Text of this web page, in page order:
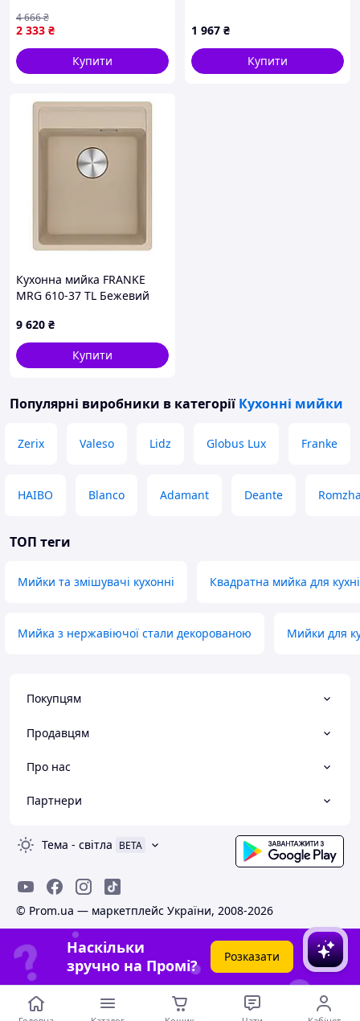
завтовшки 0,8 мм
2 333 ₴
4 666₴
Купити
29M8111A2
1 967 ₴
Купити
Кухонна мийка FRANKE
MRG 610-37 TL Бежевий
9 620 ₴
Купити
Популярні виробники в категорії Кухонні мийки
Zerix Valeso Lidz Globus Lux Franke
HAIBO Blanco Adamant Deante
ТОП теги
Мийки та змішувачі кухонні Квадратна мийка для кухні
Мийка з нержавіючої стали декорованою Мийки для
Покупцям
Продавцям
Про нас
Партнери
Тема - світла BETA
© Prom.ua — маркетплейс України, 2008-2026
Наскільки
зручно на Промі?
Розказати